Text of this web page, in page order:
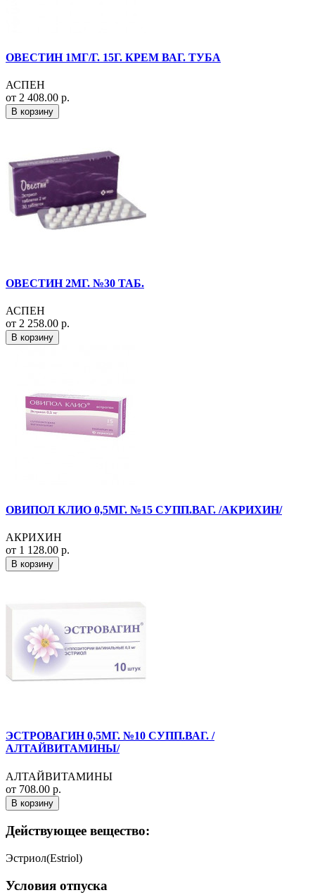
ОВЕСТИН 1МГ/Г. 15Г. КРЕМ ВАГ. ТУБА
АСПЕН
от 2 408.00 р.
В корзину
ОВЕСТИН 2МГ. №30 ТАБ.
АСПЕН
от 2 258.00 р.
В корзину
ОВИПОЛ КЛИО 0,5МГ. №15 СУПП.ВАГ. /АКРИХИН/
АКРИХИН
от 1 128.00 р.
В корзину
ЭСТРОВАГИН 0,5МГ. №10 СУПП.ВАГ. /
АЛТАЙВИТАМИНЫ/
АЛТАЙВИТАМИНЫ
от 708.00 р.
В корзину
Действующее вещество:
Эстриол(Estriol)
Условия отпуска